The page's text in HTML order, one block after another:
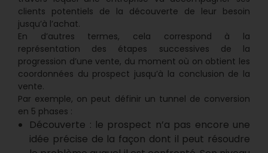
clients potentiels de la découverte de leur besoin
jusqu’à l’achat.
En d’autres termes, cela correspond à la
représentation des étapes successives de la
progression d’une vente, du moment où on obtient les
coordonnées du prospect jusqu’à la conclusion de la
vente.
Par exemple, on peut définir un tunnel de conversion
en 5 phases :
Découverte : le prospect n’a pas encore une
idée précise de la façon dont il peut résoudre